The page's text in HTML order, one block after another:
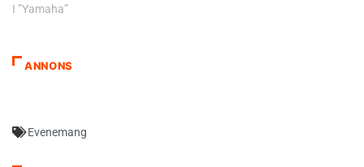
I ”Yamaha”
ANNONS
Evenemang